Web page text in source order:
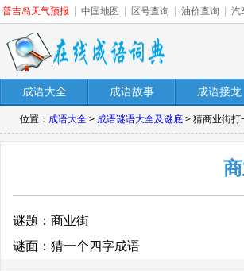
普吉岛天气预报 中国地图 区号查询 油价查询 汽
成语大全 成语故事 成语接龙
位置： 成语大全 > 成语谜语大全及谜底 > 猜商业街打
谜题：商业街
谜面：猜一个四字成语